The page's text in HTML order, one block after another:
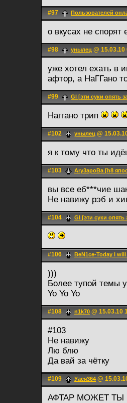
#97 Пользователей
о вкусах не спорят
#98 унылец @ 15.03.10
уже хотел ехать в
афтор, а НаГГано
#99 Gl [эти суки опять
Наггано трип
#102 унылец @
я к тому что ты
#103 Ary3apoBa [h8
вы все еб***чие
Не навижу рэб и
#104 Gl [эти суки опять
#106 BeN1ce-Today I
)))
Более тупой темы
Yo Yo Yo
#108 n1k70 @ 15.03.10
#103
Не навижу
Лю блю
Да вай за чётку
#109 Уася364 @
АФТАР МОЖЕТ ТЫ